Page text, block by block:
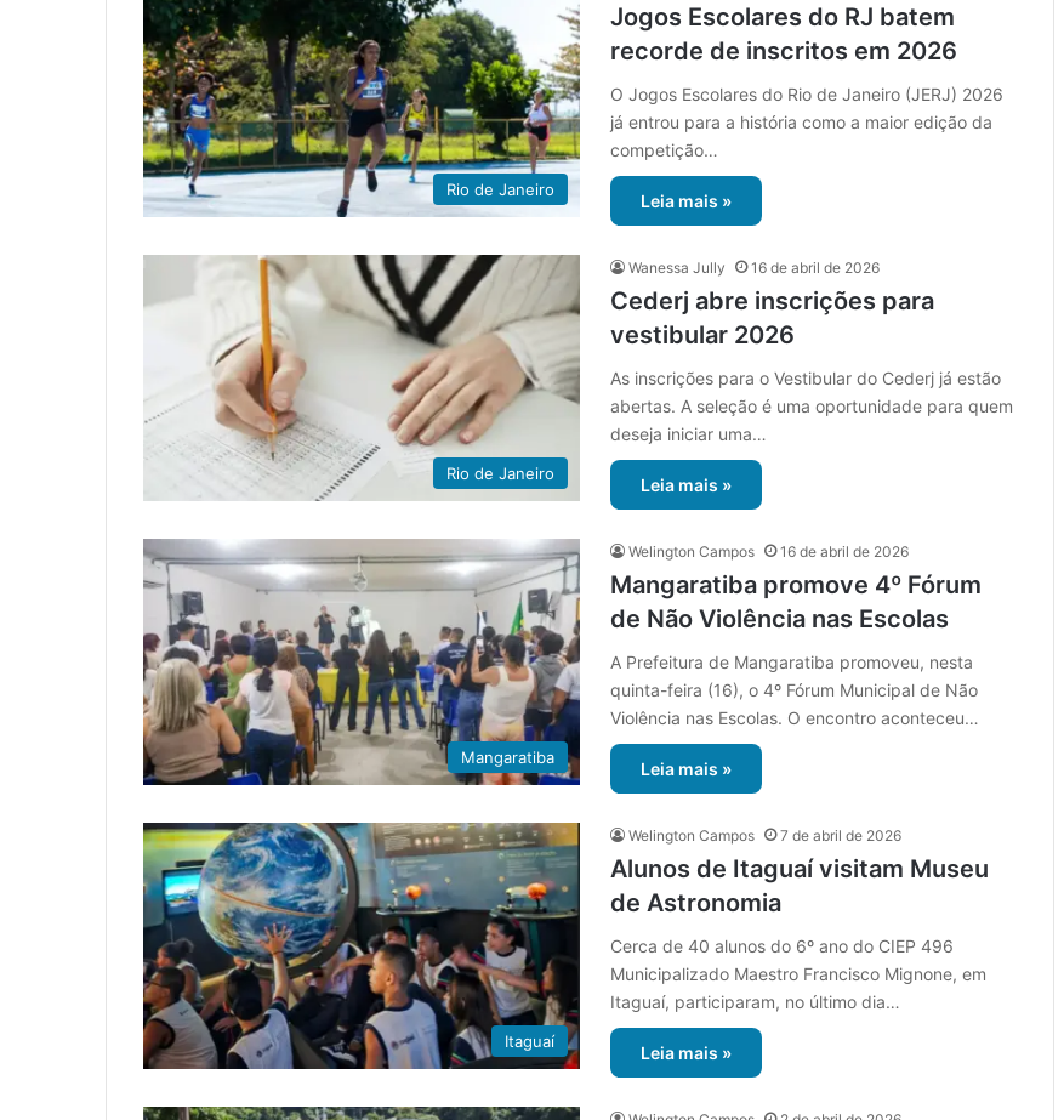
Rio de Janeiro
Jogos Escolares do RJ batem
recorde de inscritos em 2026
O Jogos Escolares do Rio de Janeiro (JERJ) 2026
já entrou para a história como a maior edição da
competição…
Leia mais »
Rio de Janeiro
Wanessa Jully 16 de abril de 2026
Cederj abre inscrições para
vestibular 2026
As inscrições para o Vestibular do Cederj já estão
abertas. A seleção é uma oportunidade para quem
deseja iniciar uma…
Leia mais »
Mangaratiba
Welington Campos 16 de abril de 2026
Mangaratiba promove 4º Fórum
de Não Violência nas Escolas
A Prefeitura de Mangaratiba promoveu, nesta
quinta-feira (16), o 4º Fórum Municipal de Não
Violência nas Escolas. O encontro aconteceu…
Leia mais »
Itaguaí
Welington Campos 7 de abril de 2026
Alunos de Itaguaí visitam Museu
de Astronomia
Cerca de 40 alunos do 6º ano do CIEP 496
Municipalizado Maestro Francisco Mignone, em
Itaguaí, participaram, no último dia…
Leia mais »